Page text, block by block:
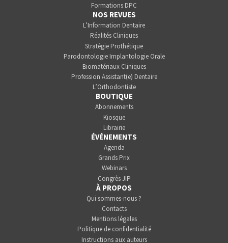
Formations DPC
NOS REVUES
L’Information Dentaire
Réalités Cliniques
Stratégie Prothétique
Parodontologie Implantologie Orale
Biomatériaux Cliniques
Profession Assistant(e) Dentaire
L’Orthodontiste
BOUTIQUE
Abonnements
Kiosque
Librairie
ÉVÉNEMENTS
Agenda
Grands Prix
Webinars
Congrès JIP
À PROPOS
Qui sommes-nous ?
Contacts
Mentions légales
Politique de confidentialité
Instructions aux auteurs